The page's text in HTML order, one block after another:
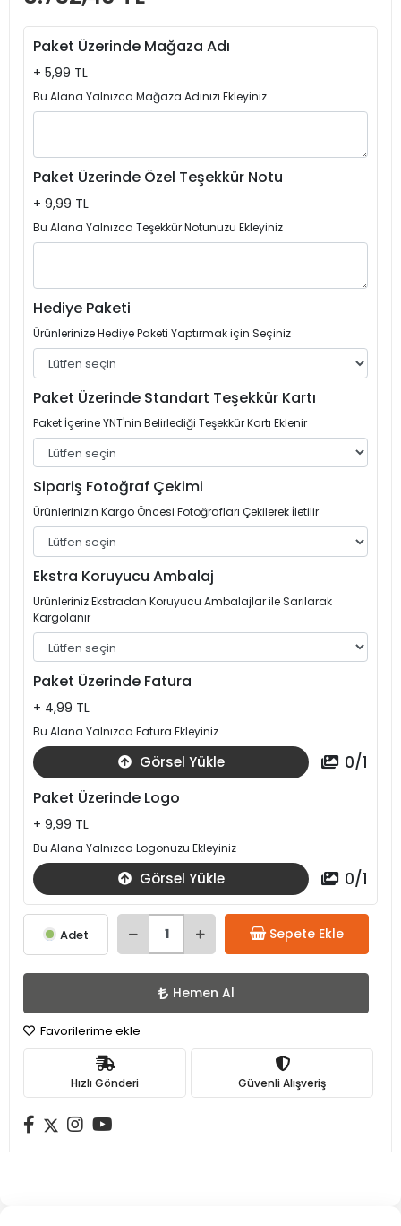
Paket Üzerinde Mağaza Adı
+ 5,99 TL
Bu Alana Yalnızca Mağaza Adınızı Ekleyiniz
Paket Üzerinde Özel Teşekkür Notu
+ 9,99 TL
Bu Alana Yalnızca Teşekkür Notunuzu Ekleyiniz
Hediye Paketi
Ürünlerinize Hediye Paketi Yaptırmak için Seçiniz
Paket Üzerinde Standart Teşekkür Kartı
Paket İçerine YNT'nin Belirlediği Teşekkür Kartı Eklenir
Sipariş Fotoğraf Çekimi
Ürünlerinizin Kargo Öncesi Fotoğrafları Çekilerek İletilir
Ekstra Koruyucu Ambalaj
Ürünleriniz Ekstradan Koruyucu Ambalajlar ile Sarılarak
Kargolanır
Paket Üzerinde Fatura
+ 4,99 TL
Bu Alana Yalnızca Fatura Ekleyiniz
Görsel Yükle 0/1
Paket Üzerinde Logo
+ 9,99 TL
Bu Alana Yalnızca Logonuzu Ekleyiniz
Görsel Yükle 0/1
Adet Sepete Ekle
Hemen Al
Favorilerime ekle
Hızlı Gönderi Güvenli Alışveriş